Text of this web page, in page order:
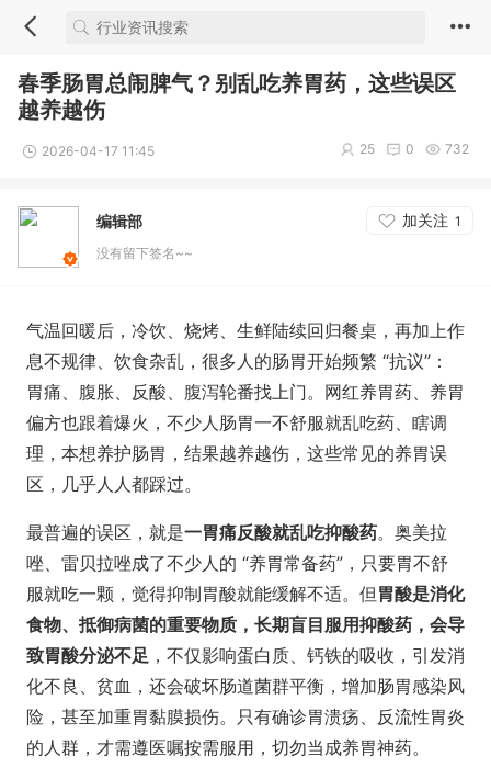
春季肠胃总闹脾气？别乱吃养胃药，这些误区
越养越伤
2026-04-17 11:45 732
0
25
编辑部 加关注 1
没有留下签名~~
气温回暖后，冷饮、烧烤、生鲜陆续回归餐桌，再加上作
息不规律、饮食杂乱，很多人的肠胃开始频繁 “抗议”：
胃痛、腹胀、反酸、腹泻轮番找上门。网红养胃药、养胃
偏方也跟着爆火，不少人肠胃一不舒服就乱吃药、瞎调
理，本想养护肠胃，结果越养越伤，这些常见的养胃误
区，几乎人人都踩过。
最普遍的误区，就是一胃痛反酸就乱吃抑酸药。奥美拉
唑、雷贝拉唑成了不少人的 “养胃常备药”，只要胃不舒
服就吃一颗，觉得抑制胃酸就能缓解不适。但 胃酸是消化
食物、抵御病菌的重要物质，长期盲目服用抑酸药，会导
致胃酸分泌不足 ，不仅影响蛋白质、钙铁的吸收，引发消
化不良、贫血，还会破坏肠道菌群平衡，增加肠胃感染风
险，甚至加重胃黏膜损伤。只有确诊胃溃疡、反流性胃炎
的人群，才需遵医嘱按需服用，切勿当成养胃神药。